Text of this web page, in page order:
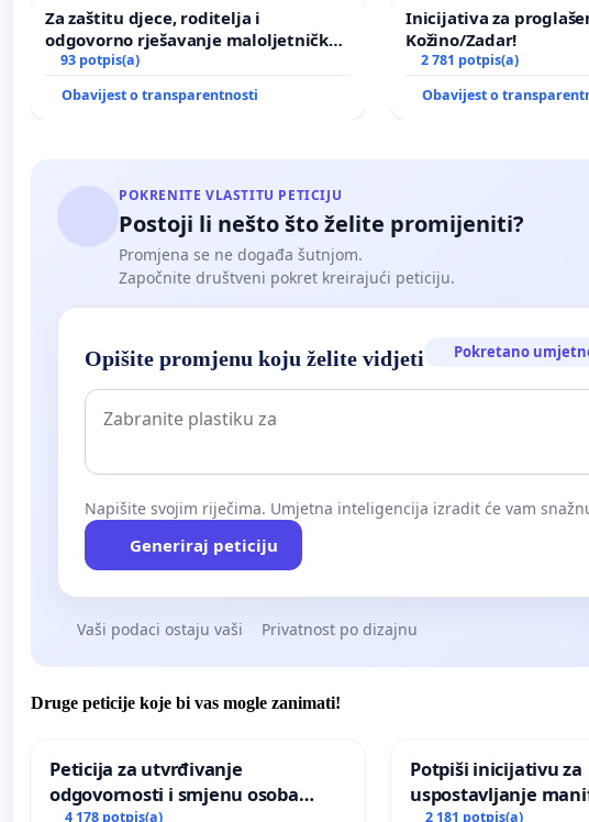
Za zaštitu djece, roditelja i
odgovorno rješavanje maloljetničkog
nasilja
93 potpis(a)
Obavijest o transparentnosti
Inicijativa za
Kožino/Zadar!
2 781 potpis(a)
Obavijest o
POKRENITE VLASTITU PETICIJU
Postoji li nešto što želite promijeniti?
Promjena se ne događa šutnjom.
Započnite društveni pokret kreirajući peticiju.
Opišite promjenu koju želite vidjeti Pokretano
Napišite svojim riječima. Umjetna inteligencija izradit će vam
Generiraj peticiju
Vaši podaci ostaju vaši Privatnost po dizajnu
Druge peticije koje bi vas mogle zanimati!
Peticija za utvrđivanje
odgovornosti i smjenu osoba
4 178 potpis(a)
Potpiši inicijativu za
uspostavljanje
2 181 potpis(a)